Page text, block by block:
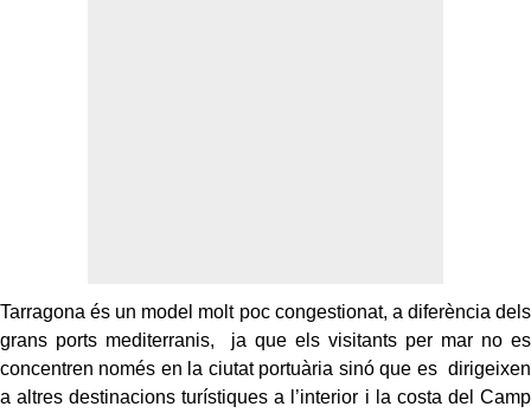
Tarragona és un model molt poc congestionat, a diferència dels
grans ports mediterranis, ja que els visitants per mar no es
concentren només en la ciutat portuària sinó que es dirigeixen
a altres destinacions turístiques a l’interior i la costa del Camp